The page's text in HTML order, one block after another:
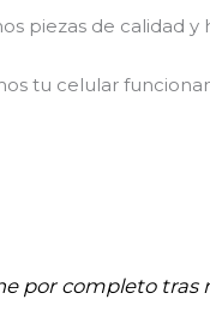
piezas de calidad
tu celular
por completo